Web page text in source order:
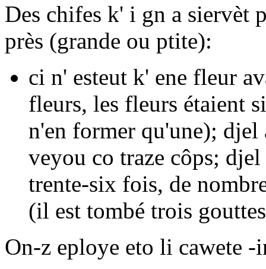
Des chifes k' i gn a siervèt
près (grande ou ptite):
ci n' esteut k' ene fleur
fleurs, les fleurs étaient
n'en former qu'une); djel
veyou co traze côps;
trente-six fois, de
(il est tombé trois
On-z eploye eto li cawete -